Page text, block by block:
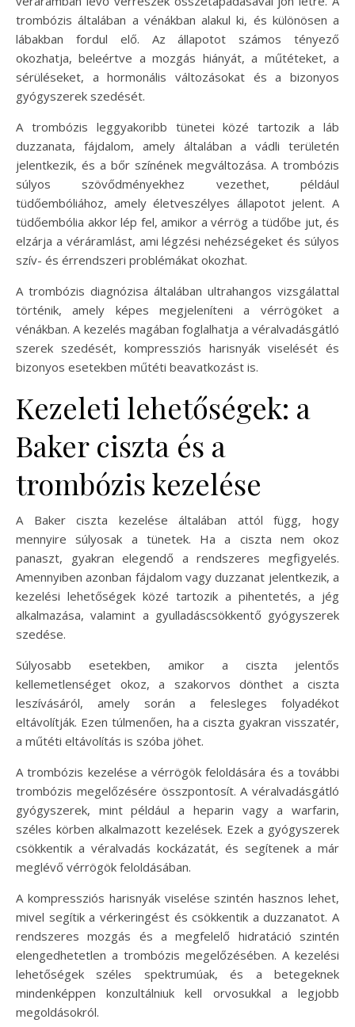
trombózis általában a vénákban alakul ki, és különösen a
lábakban fordul elő. Az állapotot számos tényező
okozhatja, beleértve a mozgás hiányát, a műtéteket, a
sérüléseket, a hormonális változásokat és a bizonyos
gyógyszerek szedését.
A trombózis leggyakoribb tünetei közé tartozik a láb
duzzanata, fájdalom, amely általában a vádli területén
jelentkezik, és a bőr színének megváltozása. A trombózis
súlyos szövődményekhez vezethet, például
tüdőembóliához, amely életveszélyes állapotot jelent. A
tüdőembólia akkor lép fel, amikor a vérrög a tüdőbe jut, és
elzárja a véráramlást, ami légzési nehézségeket és súlyos
szív- és érrendszeri problémákat okozhat.
A trombózis diagnózisa általában ultrahangos vizsgálattal
történik, amely képes megjeleníteni a vérrögöket a
vénákban. A kezelés magában foglalhatja a véralvadásgátló
szerek szedését, kompressziós harisnyák viselését és
bizonyos esetekben műtéti beavatkozást is.
Kezeleti lehetőségek: a
Baker ciszta és a
trombózis kezelése
A Baker ciszta kezelése általában attól függ, hogy
mennyire súlyosak a tünetek. Ha a ciszta nem okoz
panaszt, gyakran elegendő a rendszeres megfigyelés.
Amennyiben azonban fájdalom vagy duzzanat jelentkezik, a
kezelési lehetőségek közé tartozik a pihentetés, a jég
alkalmazása, valamint a gyulladáscsökkentő gyógyszerek
szedése.
Súlyosabb esetekben, amikor a ciszta jelentős
kellemetlenséget okoz, a szakorvos dönthet a ciszta
leszívásáról, amely során a felesleges folyadékot
eltávolítják. Ezen túlmenően, ha a ciszta gyakran visszatér,
a műtéti eltávolítás is szóba jöhet.
A trombózis kezelése a vérrögök feloldására és a további
trombózis megelőzésére összpontosít. A véralvadásgátló
gyógyszerek, mint például a heparin vagy a warfarin,
széles körben alkalmazott kezelések. Ezek a gyógyszerek
csökkentik a véralvadás kockázatát, és segítenek a már
meglévő vérrögök feloldásában.
A kompressziós harisnyák viselése szintén hasznos lehet,
mivel segítik a vérkeringést és csökkentik a duzzanatot. A
rendszeres mozgás és a megfelelő hidratáció szintén
elengedhetetlen a trombózis megelőzésében. A kezelési
lehetőségek széles spektrumúak, és a betegeknek
mindenképpen konzultálniuk kell orvosukkal a legjobb
megoldásokról.